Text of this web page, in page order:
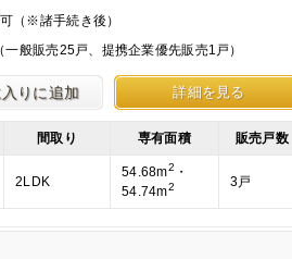
（※諸手続き後）
一般販売25戸、提携企業優先販売1戸）
詳細を見る
りに追加
間取り 専有面積 販売戸数
2LDK
54.68m2 ・
54.74m2 3戸